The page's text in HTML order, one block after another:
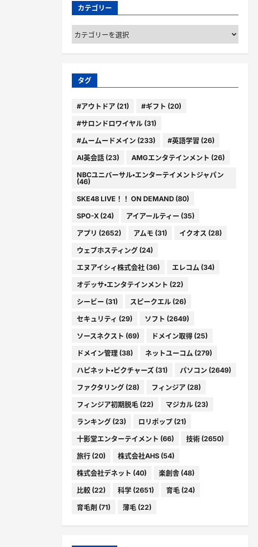
カテゴリー
カ
テ
ゴ
ー
タグ
#アウトドア(21) #ギフト (20)
#サロンドロワイヤル(31)
#ムームードメイン (233) #英語学習 (26)
AI英会話(23) AMGエンタテインメント (26)
NBCユニバーサル・エンターテイメントジャパン
(46)
SKE48 LIVE！！ ON DEMAND(80)
SPO-X(24) アイアールティー (35)
アプリ (2652) アムモ (31) イクオス (28)
ウェブホスティング(24)
エヌアイシィ株式会社(36) エレコム (34)
オデッサ・エンタテインメント (22)
シービー (31) スピークエル(26)
セキュリティ (29) ソフト (2649)
ソースネクスト (69) ドメイン取得(25)
ドメイン管理(38) ネットユーコム (279)
ハピネット・ピクチャーズ(31) パソコン (2649)
ファクタリング(28) フィンジア(28)
フィンジア初期脱毛(22) マジカル(23)
ランキング(23) ロリポップ(21)
十影堂エンターテイメント (66) 技術(2650)
旅行(20) 株式会社AHS(54)
株式会社デネット (40) 楽創舎(48)
比較(22) 科学(2651) 育毛(24)
育毛剤 (71) 薄毛(22)